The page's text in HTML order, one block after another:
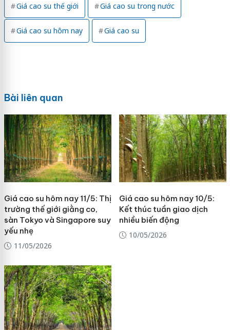
Giá cao su thế giới Giá cao su trong nước
Giá cao su hôm nay Giá cao su
Bài liên quan
Giá cao su hôm nay 11/5: Thị
trường thế giới giằng co,
sàn Tokyo và Singapore suy
yếu nhẹ
11/05/2026
Giá cao su hôm nay 10/5:
Kết thúc tuần giao dịch
nhiều biến động
10/05/2026